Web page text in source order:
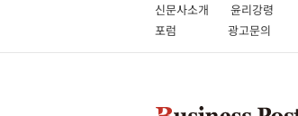
신문사소개 윤리강령
포럼
광고문의